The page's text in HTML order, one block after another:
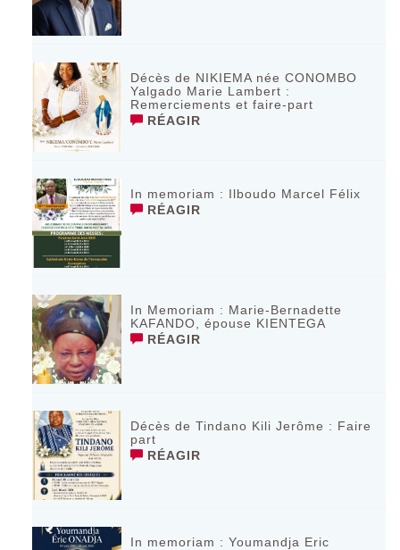
Décès de NIKIEMA née CONOMBO
Yalgado Marie Lambert :
Remerciements et faire-part
RÉAGIR
In memoriam : Ilboudo Marcel Félix
RÉAGIR
In Memoriam : Marie-Bernadette
KAFANDO, épouse KIENTEGA
RÉAGIR
Décès de Tindano Kili Jerôme : Faire
part
RÉAGIR
In memoriam : Youmandja Eric